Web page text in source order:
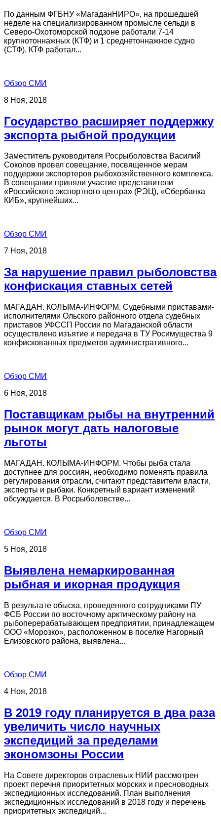
По данным ФГБНУ «МагаданНИРО», на прошедшей
неделе на специализированном промысле сельди в
Северо-Охотоморской подзоне работали 7-14
крупнотоннажных (КТФ) и 1 среднетоннажное судно
(СТФ). КТФ работал...
Обзор СМИ
8 Ноя, 2018
Государство расширяет поддержку
экспорта рыбной продукции
Заместитель руководителя Росрыболовства Василий
Соколов провел совещание, посвященное мерам
поддержки экспортеров рыбохозяйственного комплекса.
В совещании приняли участие представители
«Российского экспортного центра» (РЭЦ), «Сбербанка
КИБ», крупнейших...
Обзор СМИ
7 Ноя, 2018
За нарушение правил рыболовства
конфискация ставных сетей
МАГАДАН. КОЛЫМА-ИНФОРМ. Судебными приставами-
исполнителями Ольского районного отдела судебных
приставов УФССП России по Магаданской области
осуществлено изъятие и передача в ТУ Росимущества 9
конфискованных предметов административного...
Обзор СМИ
6 Ноя, 2018
Поставщикам рыбы на внутренний
рынок могут дать налоговые
льготы
МАГАДАН. КОЛЫМА-ИНФОРМ. Чтобы рыба стала
доступнее для россиян, необходимо поменять правила
регулирования отрасли, считают представители власти,
эксперты и рыбаки. Конкретный вариант изменений
обсуждается. В Росрыболовстве...
Обзор СМИ
5 Ноя, 2018
Выявлена немаркированная
рыбная и икорная продукция
В результате обыска, проведенного сотрудниками ПУ
ФСБ России по восточному арктическому району на
рыбоперерабатывающем предприятии, принадлежащем
ООО «Морозко», расположенном в поселке Нагорный
Елизовского района, выявлена...
Обзор СМИ
4 Ноя, 2018
В 2019 году планируется в два раза
увеличить число научных
экспедиций за пределами
экономзоны России
На Совете директоров отраслевых НИИ рассмотрен
проект перечня приоритетных морских и пресноводных
экспедиционных исследований. План выполнения
экспедиционных исследований в 2018 году и перечень
приоритетных экспедиций...